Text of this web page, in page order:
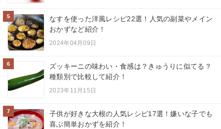
5
なすを使った洋風レシピ22選！人気の副菜やメイン
おかずなど紹介！
2024年04月09日
6
ズッキーニの味わい・食感は？きゅうりに似てる？
種類別で比較して紹介！
2023年11月15日
7
子供が好きな大根の人気レシピ17選！嫌いな子でも
喜ぶ簡単おかずを紹介！